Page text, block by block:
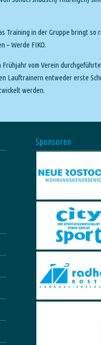
Training in der Gruppe bringt so
– Werde FIKO.
vom Verein
Lauftrainern entweder erste
werden.
Sponsoren